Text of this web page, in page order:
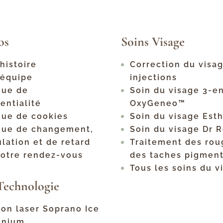
de
de cookies
de changement,
et de retard
rendez-vous
laser Soprano Ice
Soins Visage
Correction du
injections
Soin du visage 3-
OxyGeneo™
Soin du visage
Soin du visage Dr
Traitement des
des taches
Tous les soins du